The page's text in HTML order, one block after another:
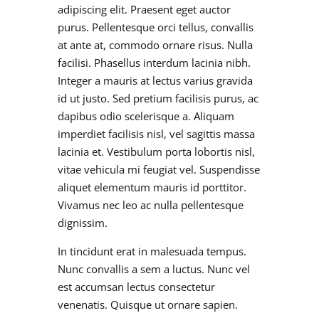
adipiscing elit. Praesent eget auctor
purus. Pellentesque orci tellus, convallis
at ante at, commodo ornare risus. Nulla
facilisi. Phasellus interdum lacinia nibh.
Integer a mauris at lectus varius gravida
id ut justo. Sed pretium facilisis purus, ac
dapibus odio scelerisque a. Aliquam
imperdiet facilisis nisl, vel sagittis massa
lacinia et. Vestibulum porta lobortis nisl,
vitae vehicula mi feugiat vel. Suspendisse
aliquet elementum mauris id porttitor.
Vivamus nec leo ac nulla pellentesque
dignissim.
In tincidunt erat in malesuada tempus.
Nunc convallis a sem a luctus. Nunc vel
est accumsan lectus consectetur
venenatis. Quisque ut ornare sapien.